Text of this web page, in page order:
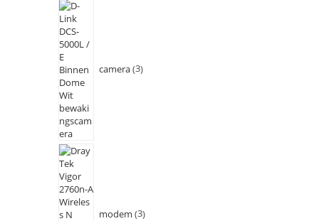
camera 3
modem 3